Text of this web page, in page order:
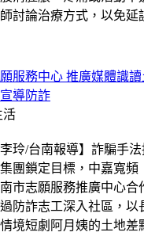
討論治療方式，以免延
服務中心 推廣媒體識
導防詐
活
李玲/台南報導】詐騙手
團鎖定目標，中嘉寬
市志願服務推廣中心合
防詐志工深入社區，以
境短劇阿月姨的土地差